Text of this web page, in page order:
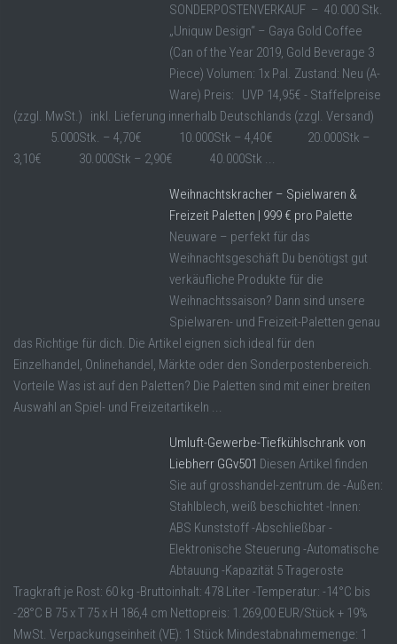
SONDERPOSTENVERKAUF – 40.000 Stk.
„Uniquw Design“ – Gaya Gold Coffee
(Can of the Year 2019, Gold Beverage 3
Piece) Volumen: 1x Pal. Zustand: Neu (A-
Ware) Preis: UVP 14,95€ - Staffelpreise
(zzgl. MwSt.) inkl. Lieferung innerhalb Deutschlands (zzgl. Versand)
5.000Stk. – 4,70€ 10.000Stk – 4,40€ 20.000Stk –
3,10€ 30.000Stk – 2,90€ 40.000Stk ...
Weihnachtskracher – Spielwaren &
Freizeit Paletten | 999 € pro Palette
Neuware – perfekt für das
Weihnachtsgeschäft Du benötigst gut
verkäufliche Produkte für die
Weihnachtssaison? Dann sind unsere
Spielwaren- und Freizeit-Paletten genau
das Richtige für dich. Die Artikel eignen sich ideal für den
Einzelhandel, Onlinehandel, Märkte oder den Sonderpostenbereich.
Vorteile Was ist auf den Paletten? Die Paletten sind mit einer breiten
Auswahl an Spiel- und Freizeitartikeln ...
Umluft-Gewerbe-Tiefkühlschrank von
Liebherr GGv501 Diesen Artikel finden
Sie auf grosshandel-zentrum.de -Außen:
Stahlblech, weiß beschichtet -Innen:
ABS Kunststoff -Abschließbar -
Elektronische Steuerung -Automatische
Abtauung -Kapazität 5 Trageroste
Tragkraft je Rost: 60 kg -Bruttoinhalt: 478 Liter -Temperatur: -14°C bis
-28°C B 75 x T 75 x H 186,4 cm Nettopreis: 1.269,00 EUR/Stück + 19%
MwSt. Verpackungseinheit (VE): 1 Stück Mindestabnahmemenge: 1